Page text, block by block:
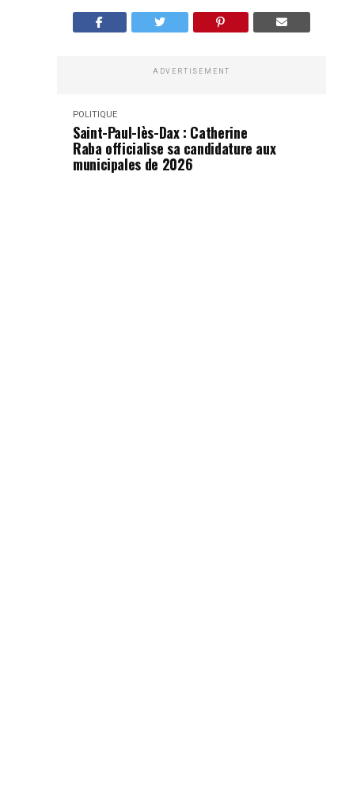
ADVERTISEMENT
POLITIQUE
Saint-Paul-lès-Dax : Catherine
Raba officialise sa candidature aux
municipales de 2026